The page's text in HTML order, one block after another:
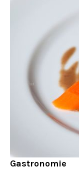
Gastronomie